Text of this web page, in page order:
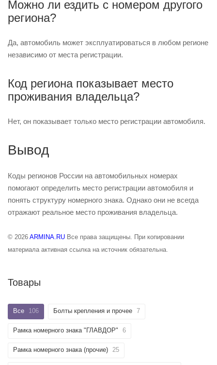
Можно ли ездить с номером другого
региона?
Да, автомобиль может эксплуатироваться в любом регионе
независимо от места регистрации.
Код региона показывает место
проживания владельца?
Нет, он показывает только место регистрации автомобиля.
Вывод
Коды регионов России на автомобильных номерах
помогают определить место регистрации автомобиля и
понять структуру номерного знака. Однако они не всегда
отражают реальное место проживания владельца.
© 2026 ARMINA.RU Все права защищены. При копировании
материала активная ссылка на источник обязательна.
Товары
Все 106 Болты крепления и прочее 7
Рамка номерного знака "ГЛАВДОР" 6
Рамка номерного знака (прочие) 25